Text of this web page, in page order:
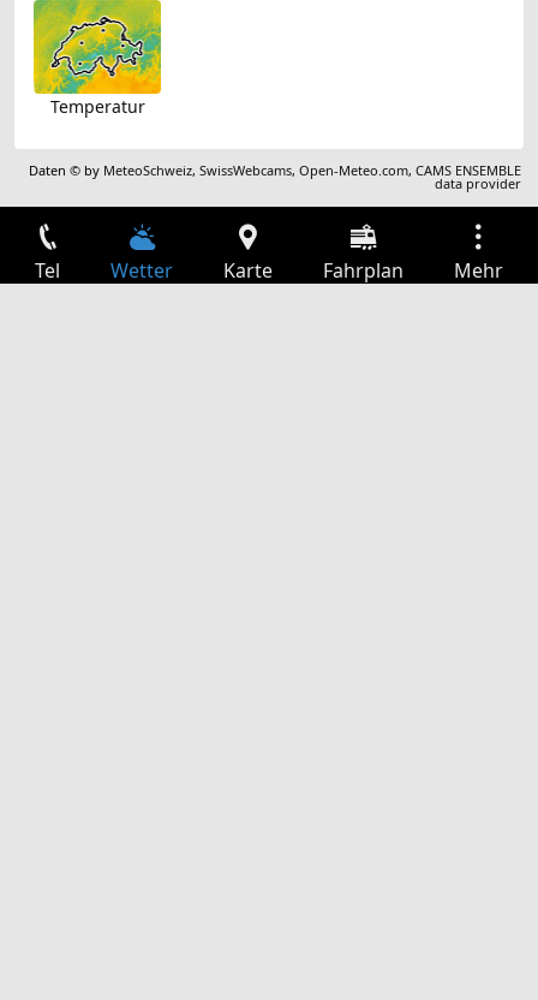
Temperatur
Daten © by MeteoSchweiz,SwissWebcams,Open-Meteo.com,CAMS ENSEMBLE
data provider
Tel Wetter Karte Fahrplan Mehr